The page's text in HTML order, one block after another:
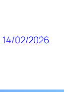
14/02/2026